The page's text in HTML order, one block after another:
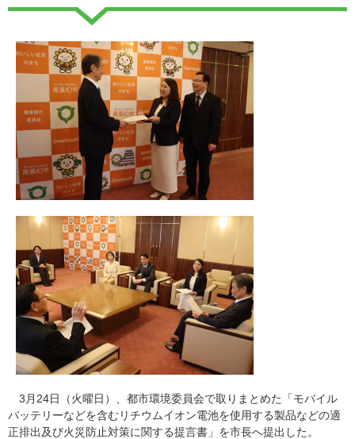
3月24日（火曜日）、都市環境委員会で取りまとめた「モバイル
バッテリーなどを含むリチウムイオン電池を使用する製品などの適
正排出及び火災防止対策に関する提言書」を市長へ提出した。